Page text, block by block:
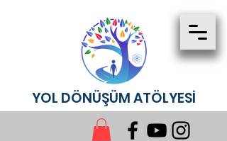
YOL DÖNÜŞÜM ATÖLYESİ